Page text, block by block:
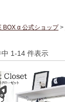
BOX α 公式ショップ>
中 1-14 件表示